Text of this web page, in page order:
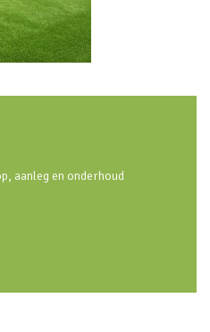
aanleg en onderhoud